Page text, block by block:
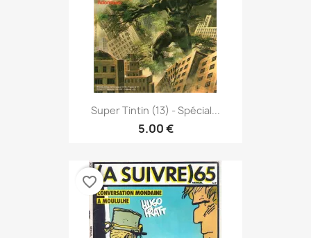
Super Tintin (13) - Spécial...
5.00 €
favorite_border